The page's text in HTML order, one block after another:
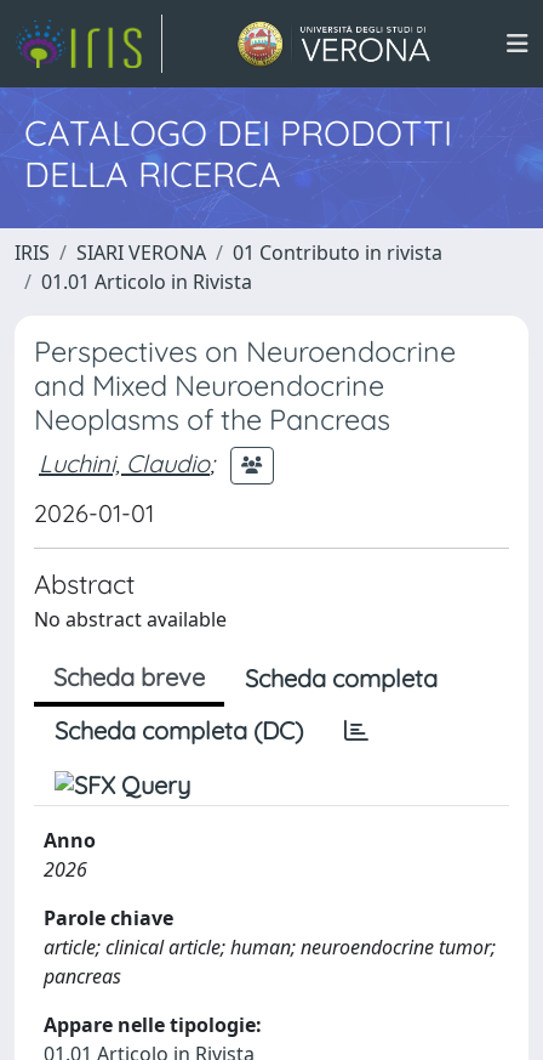
CATALOGO DEI PRODOTTI
DELLA RICERCA
IRIS SIARI VERONA
01 Contributo in rivista
01.01 Articolo in Rivista
Perspectives on Neuroendocrine
and Mixed Neuroendocrine
Neoplasms of the Pancreas
Luchini, Claudio;
2026-01-01
Abstract
No abstract available
Scheda breve
Scheda completa
Scheda completa (DC)
Anno
2026
Parole chiave
article; clinical article; human; neuroendocrine tumor;
pancreas
Appare nelle tipologie:
01.01 Articolo in Rivista